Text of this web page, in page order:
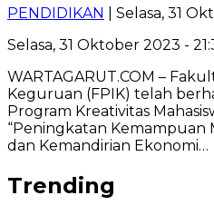
PENDIDIKAN
| Selasa, 31
Selasa, 31 Oktober 2023 -
WARTAGARUT.COM –
Keguruan (FPIK) telah
Program Kreativitas
“Peningkatan Kemampuan
dan Kemandirian Ekonomi…
Trending